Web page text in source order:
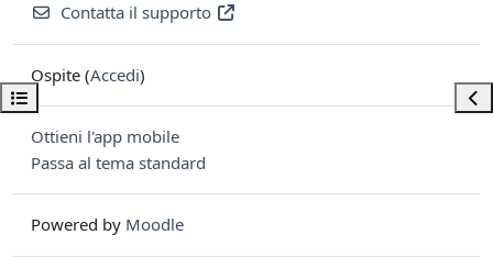
Apri indice del corso
Contatta il supporto
Ospite (Accedi)
Ottieni l'app mobile
Passa al tema standard
Powered by Moodle